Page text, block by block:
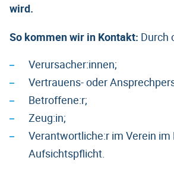
wird.
So kommen wir in Kontakt: Durch
Verursacher:innen;
Vertrauens- oder
Betroffene:r;
Zeug:in;
Verantwortliche:r im Verein im
Aufsichtspflicht.